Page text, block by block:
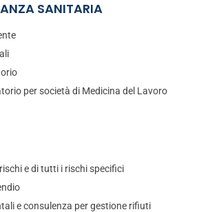
SANITARIA
per società di Medicina del Lavoro
e di tutti i rischi specifici
e consulenza per gestione rifiuti